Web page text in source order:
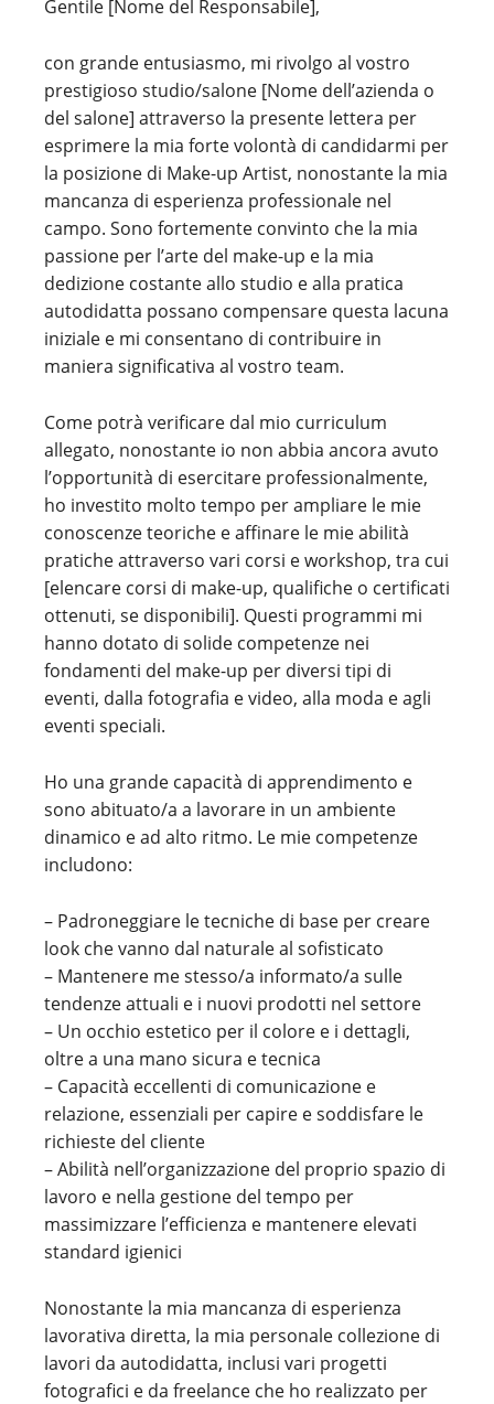
Gentile [Nome del Responsabile],
con grande entusiasmo, mi rivolgo al vostro
prestigioso studio/salone [Nome dell’azienda o
del salone] attraverso la presente lettera per
esprimere la mia forte volontà di candidarmi per
la posizione di Make-up Artist, nonostante la mia
mancanza di esperienza professionale nel
campo. Sono fortemente convinto che la mia
passione per l’arte del make-up e la mia
dedizione costante allo studio e alla pratica
autodidatta possano compensare questa lacuna
iniziale e mi consentano di contribuire in
maniera significativa al vostro team.
Come potrà verificare dal mio curriculum
allegato, nonostante io non abbia ancora avuto
l’opportunità di esercitare professionalmente,
ho investito molto tempo per ampliare le mie
conoscenze teoriche e affinare le mie abilità
pratiche attraverso vari corsi e workshop, tra cui
[elencare corsi di make-up, qualifiche o certificati
ottenuti, se disponibili]. Questi programmi mi
hanno dotato di solide competenze nei
fondamenti del make-up per diversi tipi di
eventi, dalla fotografia e video, alla moda e agli
eventi speciali.
Ho una grande capacità di apprendimento e
sono abituato/a a lavorare in un ambiente
dinamico e ad alto ritmo. Le mie competenze
includono:
– Padroneggiare le tecniche di base per creare
look che vanno dal naturale al sofisticato
– Mantenere me stesso/a informato/a sulle
tendenze attuali e i nuovi prodotti nel settore
– Un occhio estetico per il colore e i dettagli,
oltre a una mano sicura e tecnica
– Capacità eccellenti di comunicazione e
relazione, essenziali per capire e soddisfare le
richieste del cliente
– Abilità nell’organizzazione del proprio spazio di
lavoro e nella gestione del tempo per
massimizzare l’efficienza e mantenere elevati
standard igienici
Nonostante la mia mancanza di esperienza
lavorativa diretta, la mia personale collezione di
lavori da autodidatta, inclusi vari progetti
fotografici e da freelance che ho realizzato per